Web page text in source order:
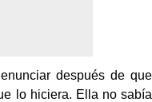
después de que
lo hiciera. Ella no sabía